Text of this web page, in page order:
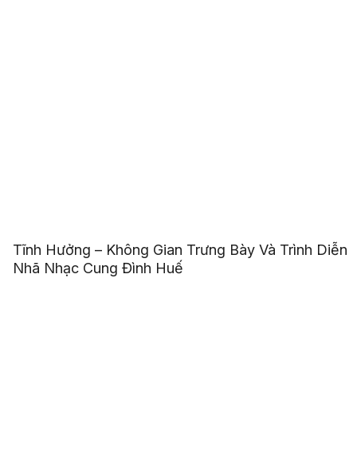
Tĩnh Hưởng – Không Gian Trưng Bày Và Trình Diễn
Nhã Nhạc Cung Đình Huế